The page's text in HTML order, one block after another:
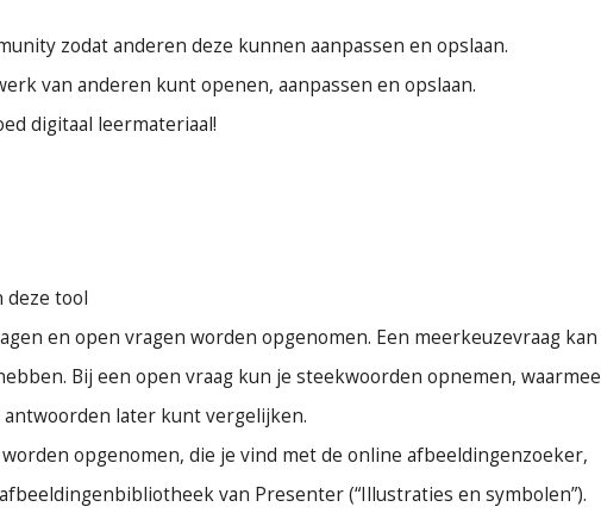
zodat anderen deze kunnen aanpassen en opslaan.
van anderen kunt openen, aanpassen en opslaan.
digitaal leermateriaal!
deze tool
en open vragen worden opgenomen. Een meerkeuzevraag kan
Bij een open vraag kun je steekwoorden opnemen, waarmee
later kunt vergelijken.
opgenomen, die je vind met de online afbeeldingenzoeker,
van Presenter (“Illustraties en symbolen”).